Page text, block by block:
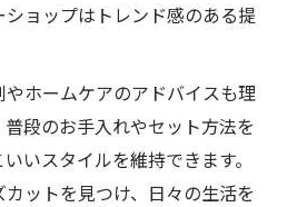
ョップはトレンド感のある提
ホームケアのアドバイスも理
段のお手入れやセット方法を
いスタイルを維持できます。
ットを見つけ、日々の生活を